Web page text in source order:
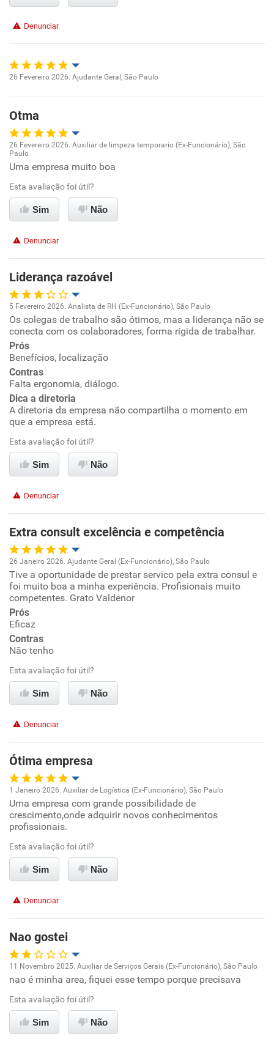
Recomenda esta empresa
Recomenda a diretoria
Denunciar
Ambiente de trabalho
Conciliação com a vida familiar
Benefícios
Recomenda esta empresa
26 Fevereiro 2026. Ajudante Geral, São Paulo
Otma
Oportunidade de promoção
Ambiente de trabalho
Conciliação com a vida familiar
Recomenda esta empresa
Recomenda a diretoria
26 Fevereiro 2026. Auxiliar de limpeza temporario (Ex-Funcionário), São
Paulo
Uma empresa muito boa
Esta avaliação foi útil?
Sim Não
Denunciar
Liderança razoável
Oportunidade de promoção
Ambiente de trabalho
Conciliação com a vida familiar
Benefícios
Não recomenda esta empresa
Não recomenda a diretoria
5 Fevereiro 2026. Analista de RH (Ex-Funcionário), São Paulo
Os colegas de trabalho são ótimos, mas a liderança não se
conecta com os colaboradores, forma rígida de trabalhar.
Prós
Benefícios, localização
Contras
Falta ergonomia, diálogo.
Dica a diretoria
A diretoria da empresa não compartilha o momento em
que a empresa está.
Esta avaliação foi útil?
Sim Não
Denunciar
Extra consult excelência e competência
Oportunidade de promoção
Ambiente de trabalho
Conciliação com a vida familiar
Benefícios
Recomenda esta empresa
26 Janeiro 2026. Ajudante Geral (Ex-Funcionário), São Paulo
Tive a oportunidade de prestar servico pela extra consul e
foi muito boa a minha experiência. Profisionais muito
competentes. Grato Valdenor
Prós
Eficaz
Contras
Não tenho
Esta avaliação foi útil?
Sim Não
Denunciar
Ótima empresa
Oportunidade de promoção
Conciliação com a vida familiar
1 Janeiro 2026. Auxiliar de Logística (Ex-Funcionário), São Paulo
Uma empresa com grande possibilidade de
crescimento,onde adquirir novos conhecimentos
profissionais.
Esta avaliação foi útil?
Sim Não
Denunciar
Nao gostei
Oportunidade de promoção
Ambiente de trabalho
11 Novembro 2025. Auxiliar de Serviços Gerais (Ex-Funcionário), São Paulo
nao é minha area, fiquei esse tempo porque precisava
Esta avaliação foi útil?
Sim Não